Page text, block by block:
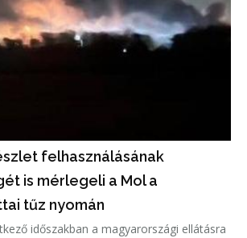
felhasználásának
is mérlegeli a Mol a
tűz nyomán
időszakban a magyarországi ellátásra